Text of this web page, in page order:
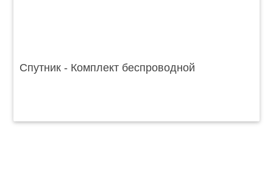
Спутник - Комплект беспроводной